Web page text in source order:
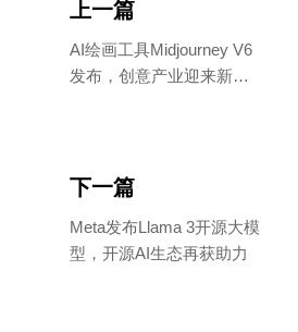
上一篇
AI绘画工具Midjourney V6
发布，创意产业迎来新变
下一篇
Meta发布Llama 3开源大模
型，开源AI生态再获助力